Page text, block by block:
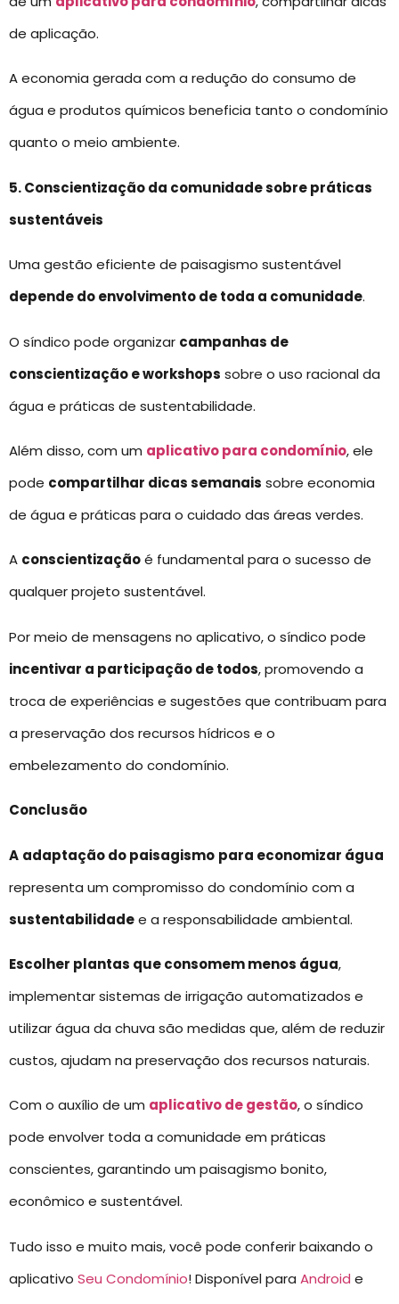
de aplicação.
A economia gerada com a redução do consumo de
água e produtos químicos beneficia tanto o condomínio
quanto o meio ambiente.
5. Conscientização da comunidade sobre práticas
sustentáveis
Uma gestão eficiente de paisagismo sustentável
depende do envolvimento de toda a comunidade.
O síndico pode organizar campanhas de
conscientização e workshops sobre o uso racional da
água e práticas de sustentabilidade.
Além disso, com um aplicativo para condomínio, ele
pode compartilhar dicas semanais sobre economia
de água e práticas para o cuidado das áreas verdes.
A conscientizaçãoé fundamental para o sucesso de
qualquer projeto sustentável.
Por meio de mensagens no aplicativo, o síndico pode
incentivar a participação de todos, promovendo a
troca de experiências e sugestões que contribuam para
a preservação dos recursos hídricos e o
embelezamento do condomínio.
Conclusão
A adaptação do paisagismo para economizar água
representa um compromisso do condomínio com a
sustentabilidadee a responsabilidade ambiental.
Escolher plantas que consomem menos água,
implementar sistemas de irrigação automatizados e
utilizar água da chuva são medidas que, além de reduzir
custos, ajudam na preservação dos recursos naturais.
Com o auxílio de um aplicativo de gestão, o síndico
pode envolver toda a comunidade em práticas
conscientes, garantindo um paisagismo bonito,
econômico e sustentável.
Tudo isso e muito mais, você pode conferir baixando o
aplicativo Seu Condomínio! Disponível para Android e